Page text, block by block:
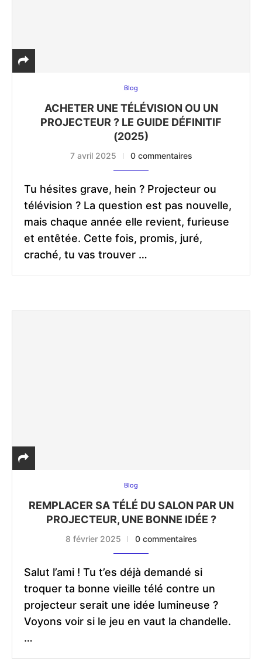
Blog
ACHETER UNE TÉLÉVISION OU UN
PROJECTEUR ? LE GUIDE DÉFINITIF
(2025)
7 avril 2025 0 commentaires
Tu hésites grave, hein ? Projecteur ou
télévision ? La question est pas nouvelle,
mais chaque année elle revient, furieuse
et entêtée. Cette fois, promis, juré,
craché, tu vas trouver …
Blog
REMPLACER SA TÉLÉ DU SALON PAR UN
PROJECTEUR, UNE BONNE IDÉE ?
8 février 2025 0 commentaires
Salut l’ami ! Tu t’es déjà demandé si
troquer ta bonne vieille télé contre un
projecteur serait une idée lumineuse ?
Voyons voir si le jeu en vaut la chandelle.
…